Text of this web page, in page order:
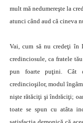
mult mă nedumereşte la
atunci când aud că cineva
Vai, cum să nu credeţi în
credinciosule, ca fratele
pun foarte puţini. Cât
credincioşilor, modul
nişte rătăciţi şi îndrăciţi;
toate se spun cu atâta